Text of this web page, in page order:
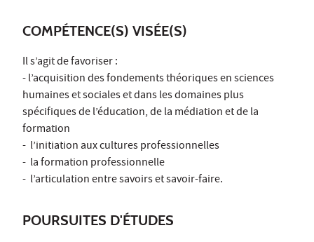
COMPÉTENCE(S) VISÉE(S)
Il s’agit de favoriser :
- l’acquisition des fondements théoriques en sciences
humaines et sociales et dans les domaines plus
spécifiques de l’éducation, de la médiation et de la
formation
- l’initiation aux cultures professionnelles
- la formation professionnelle
- l’articulation entre savoirs et savoir-faire.
POURSUITES D'ÉTUDES